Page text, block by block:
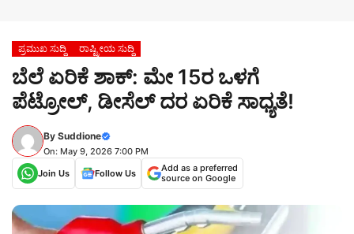
ಪ್ರಮುಖ ಸುದ್ದಿ ರಾಷ್ಟ್ರೀಯ ಸುದ್ದಿ
ಬೆಲೆ ಏರಿಕೆ ಶಾಕ್: ಮೇ 15ರ ಒಳಗೆ
ಪೆಟ್ರೋಲ್, ಡೀಸೆಲ್ ದರ ಏರಿಕೆ ಸಾಧ್ಯತೆ!
By Suddione
On: May 9, 2026 7:00 PM
Join Us
Follow Us
Add as a preferred
source on Google